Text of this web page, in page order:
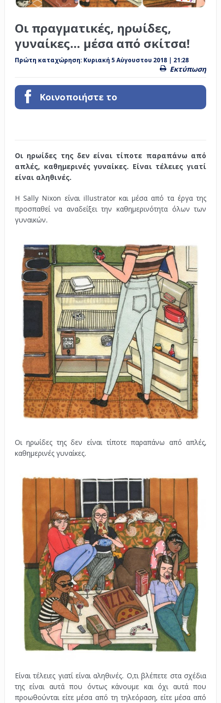
Οι πραγματικές, ηρωίδες,
γυναίκες… μέσα από σκίτσα!
Πρώτη καταχώρηση: Κυριακή 5 Αύγουστου 2018 | 21:28
Εκτύπωση
Κοινοποιήστε το
Οι ηρωίδες της δεν είναι τίποτε παραπάνω από
απλές, καθημερινές γυναίκες. Είναι τέλειες γιατί
είναι αληθινές.
Η Sally Nixon είναι illustrator και μέσα από τα έργα της
προσπαθεί να αναδείξει την καθημερινότητα όλων των
γυναικών.
Οι ηρωίδες της δεν είναι τίποτε παραπάνω από απλές,
καθημερινές γυναίκες.
Είναι τέλειες γιατί είναι αληθινές. Ο,τι βλέπετε στα σχέδια
της είναι αυτά που όντως κάνουμε και όχι αυτά που
προωθούνται είτε μέσα από τη τηλεόραση, είτε μέσα από